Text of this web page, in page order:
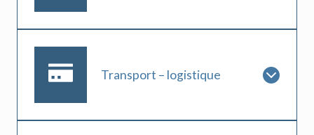
Transport – logistique